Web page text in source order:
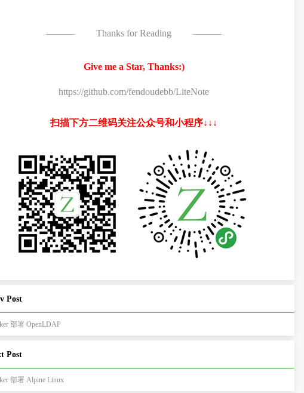
——— Thanks for Reading ———
Give me a Star, Thanks:)
https://github.com/fendoudebb/LiteNote
扫描下方二维码关注公众号和小程序↓↓↓
Post
部署 OpenLDAP
Post
部署 Alpine Linux